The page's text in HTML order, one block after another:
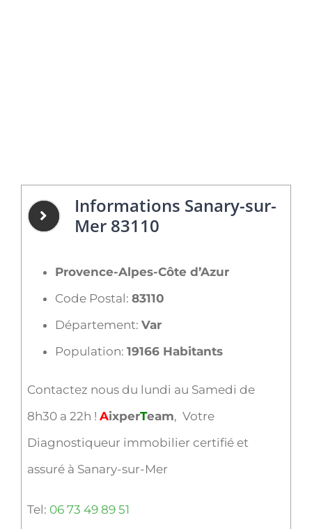
Informations Sanary-sur-
Mer 83110
Provence-Alpes-Côte d’Azur
Code Postal: 83110
Département: Var
Population: 19166 Habitants
Contactez nous du lundi au Samedi de
8h30 a 22h ! AixperTeam, Votre
Diagnostiqueur immobilier certifié et
assuré à Sanary-sur-Mer
Tel: 06 73 49 89 51